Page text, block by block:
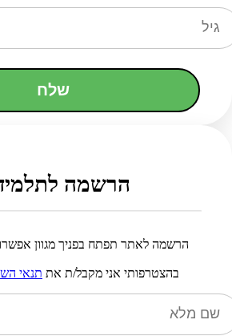
שלח
הרשמה
הרשמה לאתר תפתח בפניך מגוון
בהצטרפותי אני מקבל/ת את תנאי